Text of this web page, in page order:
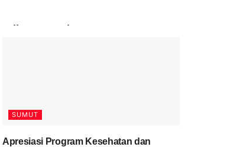
Paling Banyak Komentar
SUMUT
Apresiasi Program Kesehatan dan